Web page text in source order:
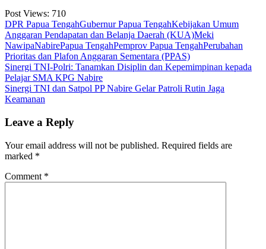
Post Views: 710
DPR Papua TengahGubernur Papua TengahKebijakan Umum
Anggaran Pendapatan dan Belanja Daerah (KUA)Meki
NawipaNabirePapua TengahPemprov Papua TengahPerubahan
Prioritas dan Plafon Anggaran Sementara (PPAS)
Post
navigation
Sinergi TNI-Polri: Tanamkan Disiplin dan Kepemimpinan kepada
Pelajar SMA KPG Nabire
Sinergi TNI dan Satpol PP Nabire Gelar Patroli Rutin Jaga
Keamanan
Leave a Reply
Your email address will not be published. Required fields are
marked *
Comment *